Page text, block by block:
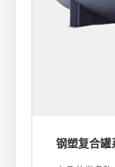
钢塑复合罐